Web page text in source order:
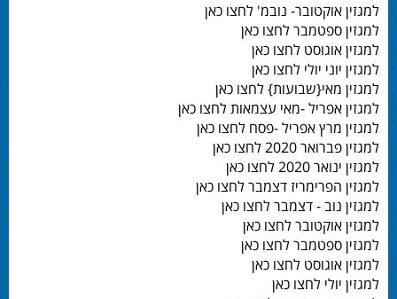
למגזין אוקטובר- נובמ' לחצו כאן
למגזין ספטמבר לחצו כאן
למגזין אוגוסט לחצו כאן
למגזין יוני יולי לחצו כאן
למגזין מאי{שבועות} לחצו כאן
למגזין אפריל -מאי עצמאות לחצו כאן
למגזין מרץ אפריל -פסח לחצו כאן
למגזין פברואר 2020 לחצו כאן
למגזין ינואר 2020 לחצו כאן
למגזין הפרימריז דצמבר לחצו כאן
למגזין נוב - דצמבר לחצו כאן
למגזין אוקטובר לחצו כאן
למגזין ספטמבר לחצו כאן
למגזין אוגוסט לחצו כאן
למגזין יולי לחצו כאן